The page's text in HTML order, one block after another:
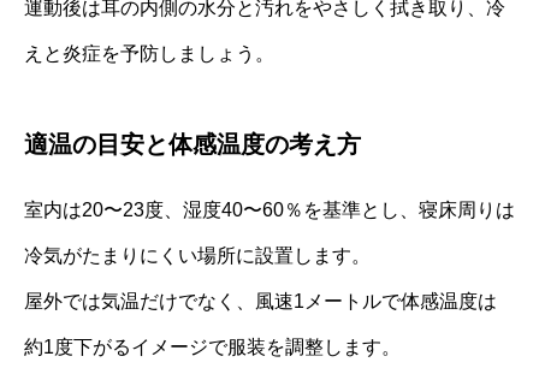
運動後は耳の内側の水分と汚れをやさしく拭き取り、冷
えと炎症を予防しましょう。
適温の目安と体感温度の考え方
室内は20〜23度、湿度40〜60％を基準とし、寝床周りは
冷気がたまりにくい場所に設置します。
屋外では気温だけでなく、風速1メートルで体感温度は
約1度下がるイメージで服装を調整します。